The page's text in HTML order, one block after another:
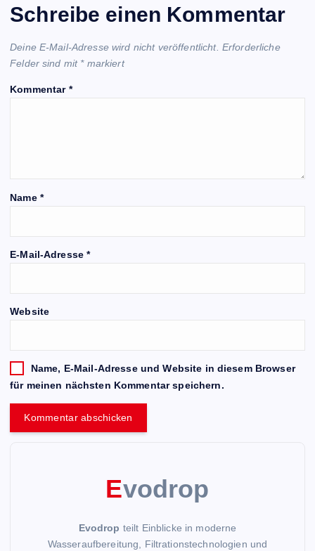
Schreibe einen Kommentar
Deine E-Mail-Adresse wird nicht veröffentlicht. Erforderliche
Felder sind mit *markiert
Kommentar *
Name *
E-Mail-Adresse*
Website
Name, E-Mail-Adresse und Website in diesem Browser
für meinen nächsten Kommentar speichern.
Evodrop
Evodrop teilt Einblicke in moderne
Wasseraufbereitung, Filtrationstechnologien und